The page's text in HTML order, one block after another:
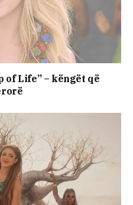
of Life” – këngët që